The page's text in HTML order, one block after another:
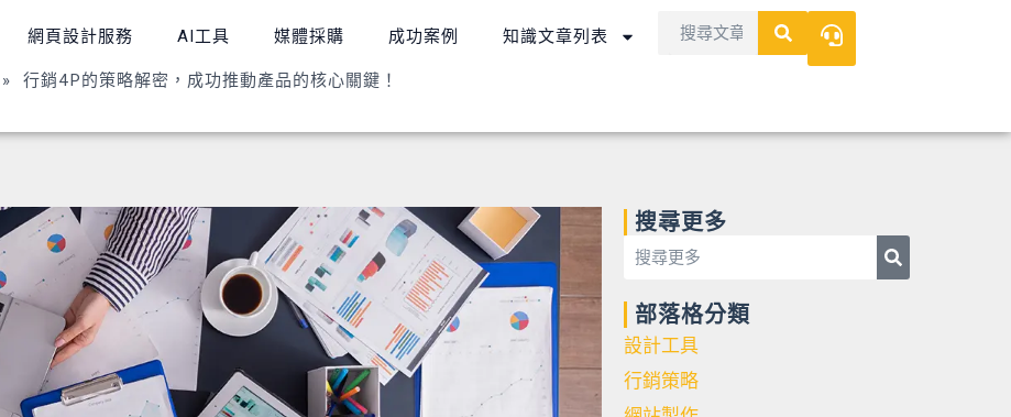
網頁設計服務 AI工具 媒體採購 成功案例 知識文章列表
Search Search
»行銷4P的策略解密，成功推動產品的核心關鍵！
搜尋更多
Search Search
部落格分類
設計工具
行銷策略